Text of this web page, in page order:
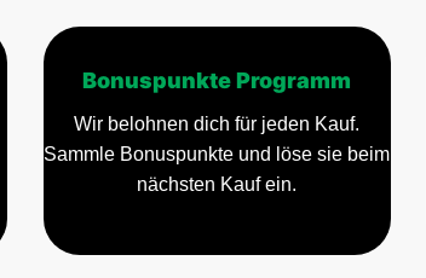
Bonuspunkte Programm
Wir belohnen dich für jeden Kauf.
Sammle Bonuspunkte und löse sie beim
nächsten Kauf ein.